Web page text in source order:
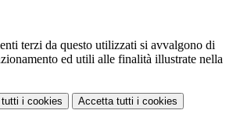
terzi da questo utilizzati si avvalgono di
ed utili alle finalità illustrate nella
tutti i cookies Accetta tutti i cookies